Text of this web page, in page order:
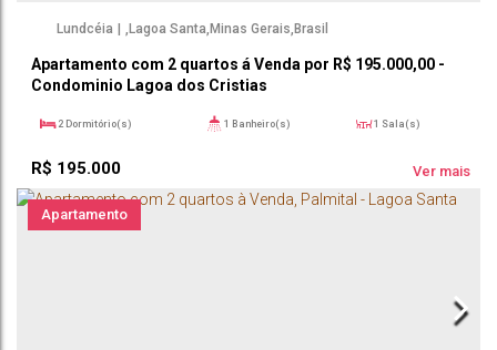
Apartamento com 2 quartos á Venda por R$ 195.000,00 -
Condominio Lagoa dos Cristias
R$ 195.000
Lundcéia Lagoa Santa Minas Gerais Brasil
2 Dormitório(s) 1 Banheiro(s) 1 Sala(s)
Ver mais
Apartamento